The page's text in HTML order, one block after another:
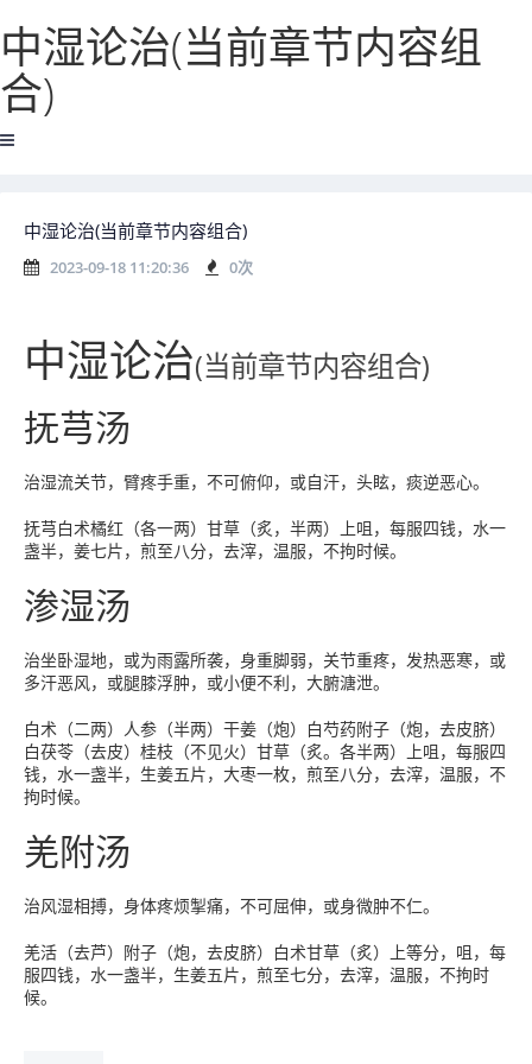
中湿论治(当前章节内容组
合)
中湿论治(当前章节内容组合)
2023-09-18 11:20:36 0次
中湿论治(当前章节内容组合)
抚芎汤
治湿流关节，臂疼手重，不可俯仰，或自汗，头眩，痰逆恶心。
抚芎白术橘红（各一两）甘草（炙，半两）上咀，每服四钱，水一
盏半，姜七片，煎至八分，去滓，温服，不拘时候。
渗湿汤
治坐卧湿地，或为雨露所袭，身重脚弱，关节重疼，发热恶寒，或
多汗恶风，或腿膝浮肿，或小便不利，大腑溏泄。
白术（二两）人参（半两）干姜（炮）白芍药附子（炮，去皮脐）
白茯苓（去皮）桂枝（不见火）甘草（炙。各半两）上咀，每服四
钱，水一盏半，生姜五片，大枣一枚，煎至八分，去滓，温服，不
拘时候。
羌附汤
治风湿相搏，身体疼烦掣痛，不可屈伸，或身微肿不仁。
羌活（去芦）附子（炮，去皮脐）白术甘草（炙）上等分，咀，每
服四钱，水一盏半，生姜五片，煎至七分，去滓，温服，不拘时
候。